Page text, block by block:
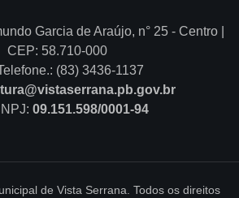
Garcia de Araújo, n° 25 - Centro |
CEP: 58.710-000
(83) 3436-1137
09.151.598/0001-94
de Vista Serrana. Todos os direitos